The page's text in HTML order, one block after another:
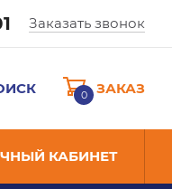
Заказать звонок
0 ЗАКАЗ
КАБИНЕТ